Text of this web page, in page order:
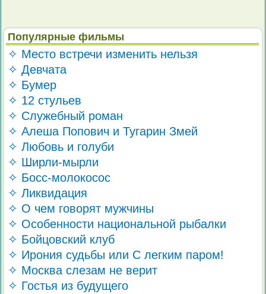
Популярные фильмы
✧ Место встречи изменить нельзя
✧ Девчата
✧ Бумер
✧ 12 стульев
✧ Служебный роман
✧ Алеша Попович и Тугарин Змей
✧ Любовь и голуби
✧ Ширли-мырли
✧ Босс-молокосос
✧ Ликвидация
✧ О чем говорят мужчины
✧ Особенности национальной рыбалки
✧ Бойцовский клуб
✧ Ирония судьбы или С легким паром!
✧ Москва слезам не верит
✧ Гостья из будущего